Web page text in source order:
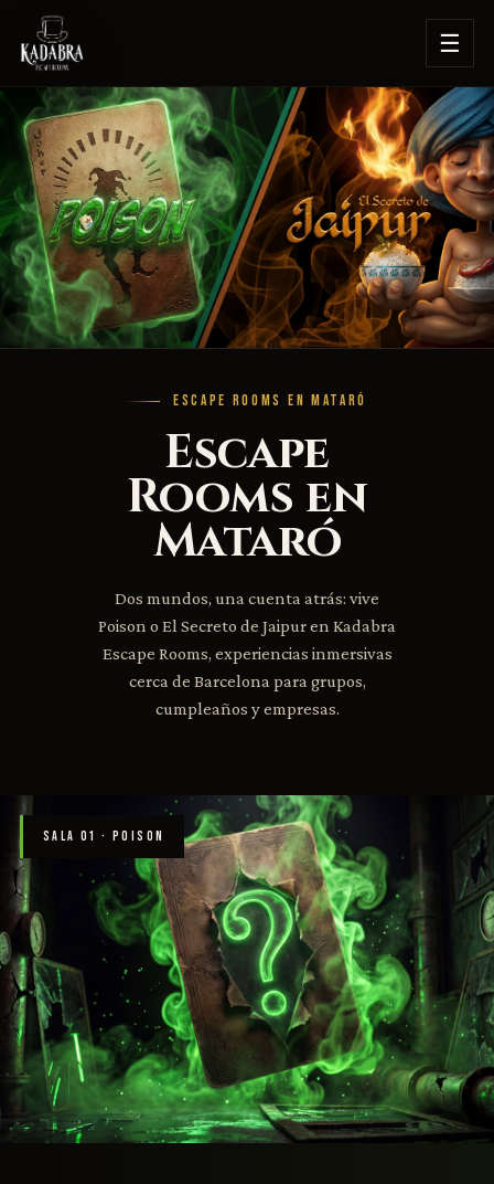
☰
ESCAPE ROOMS EN MATARÓ
Escape
Rooms en
Mataró
Dos mundos, una cuenta atrás: vive
Poison o El Secreto de Jaipur en Kadabra
Escape Rooms, experiencias inmersivas
cerca de Barcelona para grupos,
cumpleaños y empresas.
SALA 01 · POISON